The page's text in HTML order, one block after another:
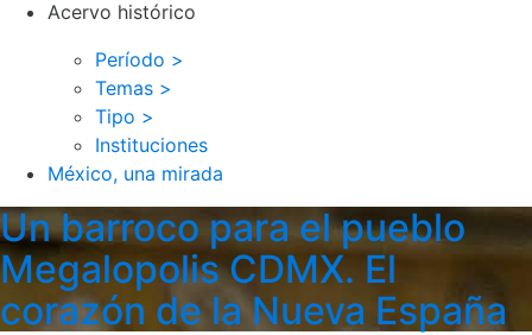
Acervo histórico
Período >
Temas >
Tipo >
Instituciones
México, una mirada
Un barroco para el pueblo
Megalopolis CDMX. El
corazón de la Nueva España